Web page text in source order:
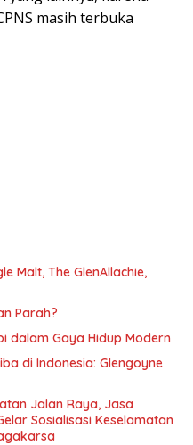
masih terbuka
Malt, The GlenAllachie,
Parah?
dalam Gaya Hidup Modern
di Indonesia: Glengoyne
Jalan Raya, Jasa
Sosialisasi Keselamatan